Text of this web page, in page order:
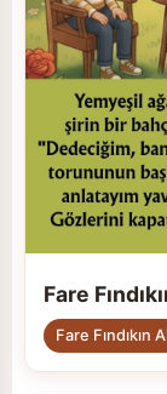
Fare
Fare Fındıkın